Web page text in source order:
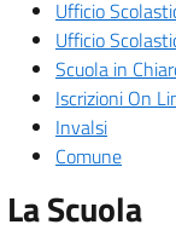
Ufficio
Ufficio
Scuola in
Iscrizioni On
Invalsi
Comune
La Scuola